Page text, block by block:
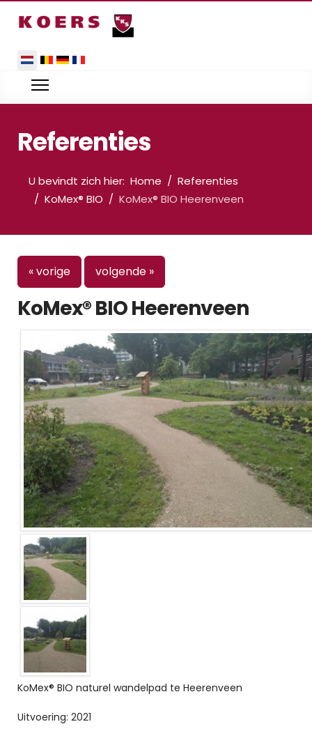
Selecteer de taal
Referenties
U bevindt zich hier: Home
Referenties
KoMex® BIO
KoMex® BIO Heerenveen
« vorige volgende »
KoMex® BIO Heerenveen
KoMex® BIO naturel wandelpad te Heerenveen
Uitvoering: 2021